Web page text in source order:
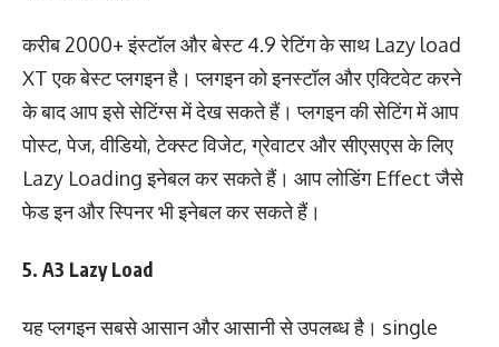
करीब 2000+ इंस्टॉल और बेस्ट 4.9 रेटिंग के साथ Lazy load
XT एक बेस्ट प्लगइन है। प्लगइन को इनस्टॉल और एक्टिवेट करने
के बाद आप इसे सेटिंग्स में देख सकते हैं। प्लगइन की सेटिंग में आप
पोस्ट, पेज, वीडियो, टेक्स्ट विजेट, ग्रेवाटर और सीएसएस के लिए
Lazy Loading इनेबल कर सकते हैं। आप लोडिंग Effect जैसे
फेड इन और स्पिनर भी इनेबल कर सकते हैं।
5. A3 Lazy Load
यह प्लगइन सबसे आसान और आसानी से उपलब्ध है। single